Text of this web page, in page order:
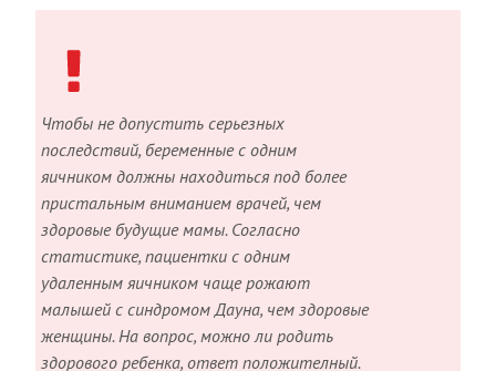
Чтобы не допустить серьезных
последствий, беременные с одним
яичником должны находиться под более
пристальным вниманием врачей, чем
здоровые будущие мамы. Согласно
статистике, пациентки с одним
удаленным яичником чаще рожают
малышей с синдромом Дауна, чем здоровые
женщины. На вопрос, можно ли родить
здорового ребенка, ответ положителный.